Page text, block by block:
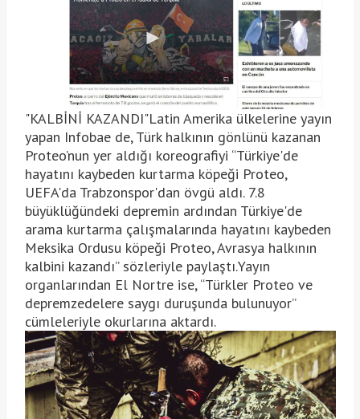
"KALBİNİ KAZANDI"Latin Amerika ülkelerine yayın
yapan Infobae de, Türk halkının gönlünü kazanan
Proteo’nun yer aldığı koreografiyi “Türkiye'de
hayatını kaybeden kurtarma köpeği Proteo,
UEFA'da Trabzonspor'dan övgü aldı. 7.8
büyüklüğündeki depremin ardından Türkiye'de
arama kurtarma çalışmalarında hayatını kaybeden
Meksika Ordusu köpeği Proteo, Avrasya halkının
kalbini kazandı” sözleriyle paylaştı.Yayın
organlarından El Nortre ise, “Türkler Proteo ve
depremzedelere saygı duruşunda bulunuyor”
cümleleriyle okurlarına aktardı.